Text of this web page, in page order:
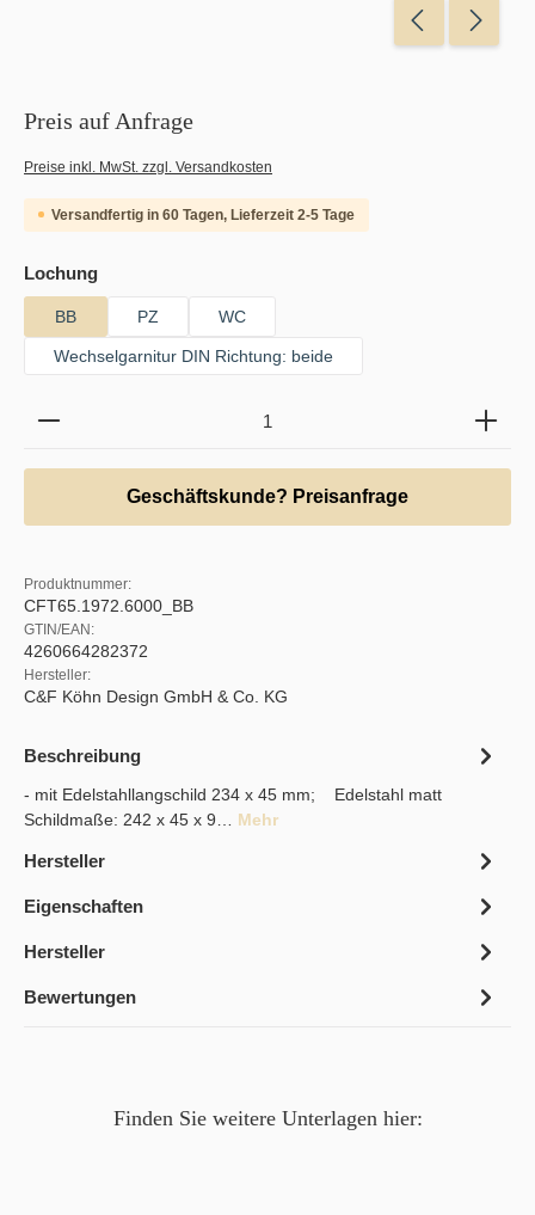
Preis auf Anfrage
Preise inkl. MwSt. zzgl. Versandkosten
Versandfertig in 60 Tagen, Lieferzeit 2-5 Tage
Lochungauswählen
BB PZ WC
Wechselgarnitur DIN Richtung: beide
Produkt Anzahl: Gib den gewünschten Wert ein
Geschäftskunde? Preisanfrage
Produktnummer:
CFT65.1972.6000_BB
GTIN/EAN:
4260664282372
Hersteller:
C&F Köhn Design GmbH & Co. KG
Beschreibung
- mit Edelstahllangschild 234 x 45 mm; Edelstahl matt
Schildmaße: 242 x 45 x 9… Mehr
Hersteller
Eigenschaften
Hersteller
Bewertungen
Finden Sie weitere Unterlagen hier: